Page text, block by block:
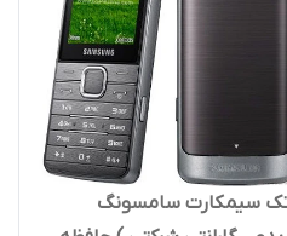
تک سیمکارت سامسونگ